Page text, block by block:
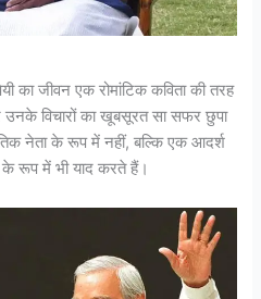
का जीवन एक रोमांटिक कविता की तरह
विचारों का खूबसूरत सा सफर छुपा
नेता के रूप में नहीं, बल्कि एक आदर्श
के रूप में भी याद करते हैं।